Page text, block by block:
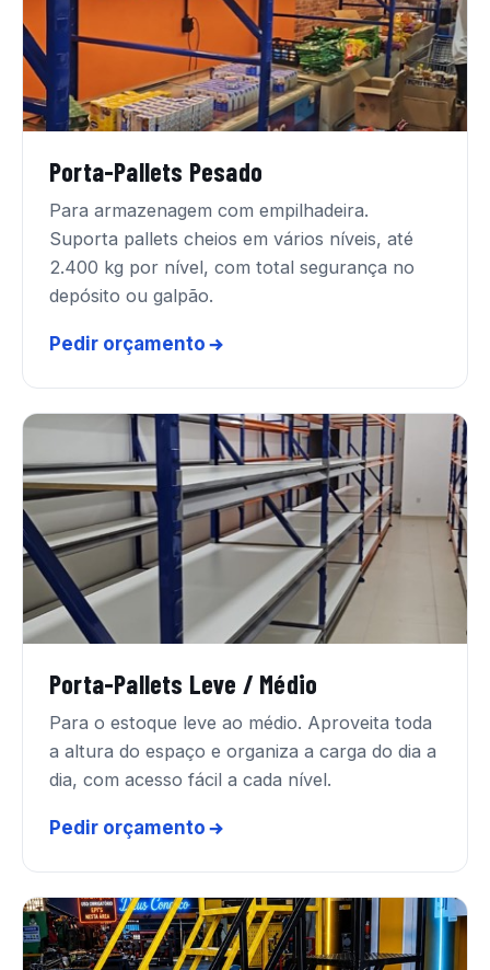
Porta-Pallets Pesado
Para armazenagem com empilhadeira.
Suporta pallets cheios em vários níveis, até
2.400 kg por nível, com total segurança no
depósito ou galpão.
Pedir orçamento
Porta-Pallets Leve / Médio
Para o estoque leve ao médio. Aproveita toda
a altura do espaço e organiza a carga do dia a
dia, com acesso fácil a cada nível.
Pedir orçamento